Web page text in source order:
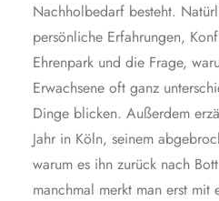
Nachholbedarf besteht.
persönliche Erfahrungen,
Ehrenpark und die Frage,
Erwachsene oft ganz
Dinge blicken. Außerdem
Jahr in Köln, seinem
warum es ihn zurück nach
manchmal merkt man erst